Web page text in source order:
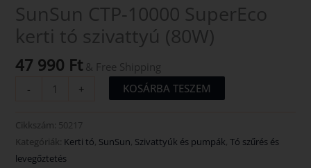
SunSun CTP-10000 SuperEco
kerti tó szivattyú (80W)
47 990 Ft & Free Shipping
-
+ KOSÁRBA TESZEM
Cikkszám: 50217
Kategóriák: Kerti tó, SunSun, Szivattyúk és pumpák,Tó szűrés és
levegőztetés